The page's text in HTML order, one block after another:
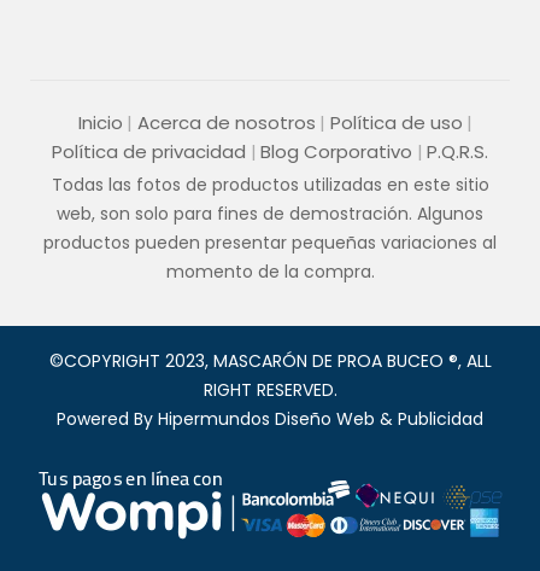
Inicio Acerca de nosotros
Política de uso
Política de privacidad
Blog Corporativo P.Q.R.S.
Todas las fotos de productos utilizadas en este sitio
web, son solo para fines de demostración. Algunos
productos pueden presentar pequeñas variaciones al
momento de la compra.
©COPYRIGHT 2023, MASCARÓN DE PROA BUCEO ®, ALL
RIGHT RESERVED.
Powered By Hipermundos Diseño Web & Publicidad